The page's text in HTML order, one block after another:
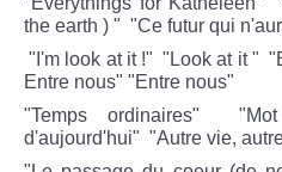
the earth ) " "Ce futur qui
"I'm look at it !" "Look at it "
Entre nous" "Entre nous"
"Temps ordinaires"
d'aujourd'hui" "Autre vie,